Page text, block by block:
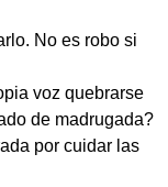
No es robo si
voz quebrarse
de madrugada?
por cuidar las